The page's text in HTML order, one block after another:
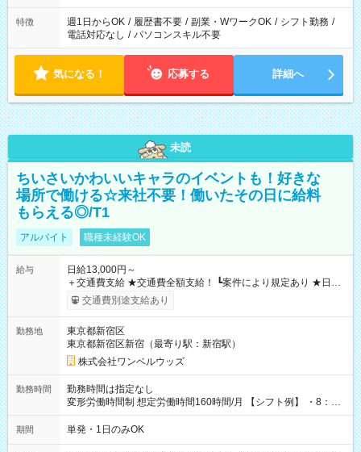
特徴 週1日からOK / 履歴書不要 / 副業・WワークOK / シフト勤務 /
電話対応なし / パソコンスキル不要
気になる！ 応募する 詳細へ
未読
ちいさいかわいいキャラのイベントも！好きな
場所で働ける☆来社不要！働いたその日に給料
もらえる◎/T1
アルバイト 職種未経験OK
給与
日給13,000円～
＋交通費支給 ★交通費全額支給！ ┗案件により規定あり ★日払
いOK！（規定あり） ┗働いたその日に現金GET♪ お仕事後はコ
ンビニATMから 日払い分を引き落とせます！ 【試用期間】試
交通費別途支給あり
勤務地
東京都新宿区
東京都新宿区新宿（最寄り駅：新宿駅）
株式会社ワンベルウッズ
勤務時間
勤務時間は指定なし
変形労働時間制 想定労働時間160時間/月 【シフト例】 ・8：00
～21：00
期間 単発・1日のみOK